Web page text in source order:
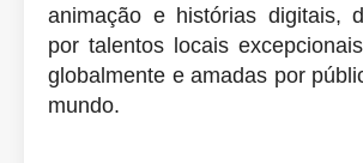
animação e histórias digitais,
por talentos locais
globalmente e amadas por
mundo.